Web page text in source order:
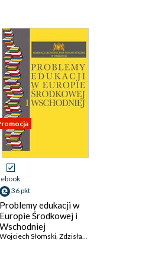
ebook
36 pkt
Problemy edukacji w
Europie Środkowej i
Wschodniej
Wojciech Słomski, Zdzisław Sirojć